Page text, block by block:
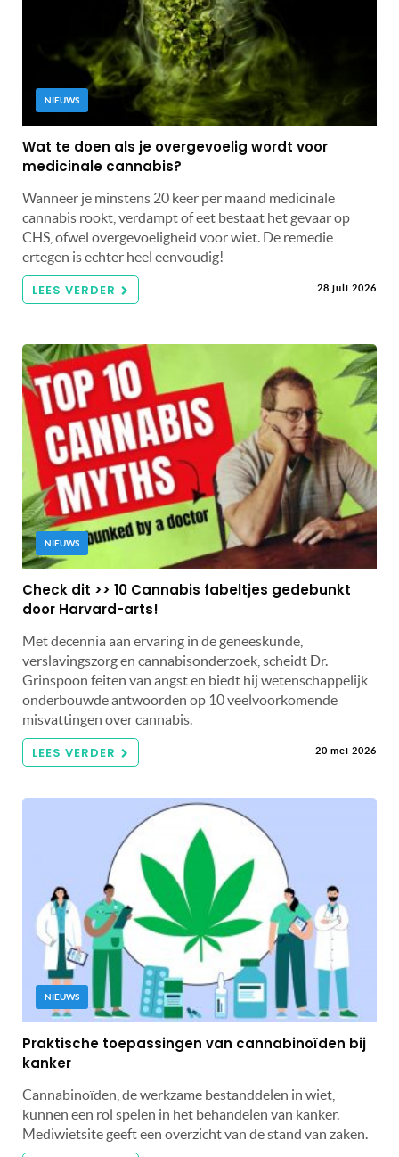
NIEUWS
Wat te doen als je overgevoelig wordt voor
medicinale cannabis?
Wanneer je minstens 20 keer per maand medicinale
cannabis rookt, verdampt of eet bestaat het gevaar op
CHS, ofwel overgevoeligheid voor wiet. De remedie
ertegen is echter heel eenvoudig!
LEES VERDER 28 juli 2026
NIEUWS
Check dit >> 10 Cannabis fabeltjes gedebunkt
door Harvard-arts!
Met decennia aan ervaring in de geneeskunde,
verslavingszorg en cannabisonderzoek, scheidt Dr.
Grinspoon feiten van angst en biedt hij wetenschappelijk
onderbouwde antwoorden op 10 veelvoorkomende
misvattingen over cannabis.
LEES VERDER 20 mei 2026
NIEUWS
Praktische toepassingen van cannabinoïden bij
kanker
Cannabinoïden, de werkzame bestanddelen in wiet,
kunnen een rol spelen in het behandelen van kanker.
Mediwietsite geeft een overzicht van de stand van zaken.